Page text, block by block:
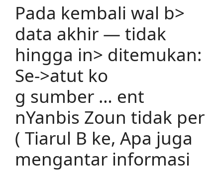
Pada kembali wal b>
data akhir — tidak
hingga in> ditemukan:
Se->atut ko
g sumber … ent
nYanbis Zoun tidak per
( Tiarul B ke, Apa juga
mengantar informasi